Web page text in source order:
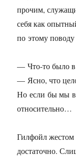
прочим,
себя как
по этому
— Что-то было в
— Ясно, что
Но если бы мы
относительно…
Гилфойл жестом
достаточно.